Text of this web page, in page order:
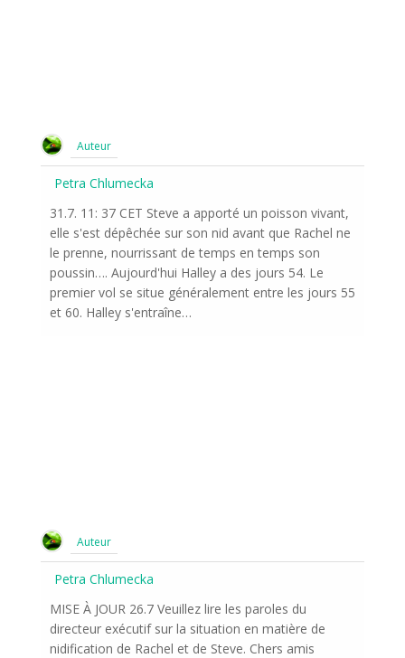
Auteur
Petra Chlumecka
31.7. 11: 37 CET Steve a apporté un poisson vivant,
elle s'est dépêchée sur son nid avant que Rachel ne
le prenne, nourrissant de temps en temps son
poussin…. Aujourd'hui Halley a des jours 54. Le
premier vol se situe généralement entre les jours 55
et 60. Halley s'entraîne…
Auteur
Petra Chlumecka
MISE À JOUR 26.7 Veuillez lire les paroles du
directeur exécutif sur la situation en matière de
nidification de Rachel et de Steve. Chers amis